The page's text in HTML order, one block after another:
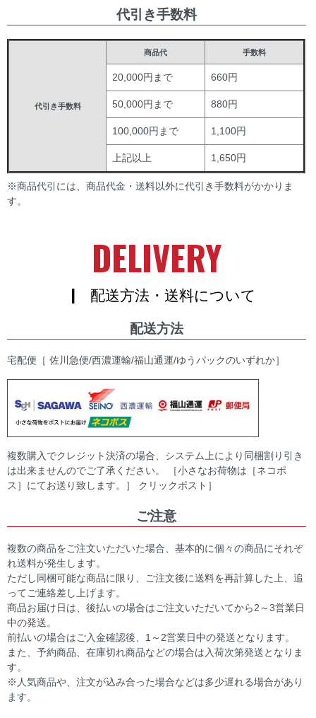
代引き手数料
代引き手数料
商品代 手数料
20,000円まで 660円
50,000円まで 880円
100,000円まで 1,100円
上記以上 1,650円
※商品代引には、商品代金・送料以外に代引き手数料がかかりま
す。
DELIVERY
| 配送方法・送料について
配送方法
宅配便［ 佐川急便/西濃運輸/福山通運/ゆうパックのいずれか］
複数購入でクレジット決済の場合、システム上により同梱割り引き
は出来ませんのでご了承ください。 ［小さなお荷物は［ネコポ
ス］にてお送り致します。］ クリックポスト］
ご注意
複数の商品をご注文いただいた場合、基本的に個々の商品にそれぞ
れ送料が発生します。
ただし同梱可能な商品に限り、ご注文後に送料を再計算した上、追
ってご連絡差し上げます。
商品お届け日は、後払いの場合はご注文いただいてから2～3営業日
中の発送。
前払いの場合はご入金確認後、1～2営業日中の発送となります。
また、予約商品、在庫切れ商品などの場合は入荷次第発送となりま
す。
※人気商品や、注文が込み合った場合などは多少遅れる場合があり
ます。